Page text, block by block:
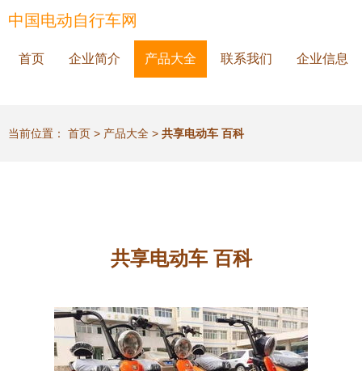
中国电动自行车网
首页 企业简介 产品大全 联系我们 企业信息
当前位置： 首页 > 产品大全 > 共享电动车 百科
共享电动车 百科